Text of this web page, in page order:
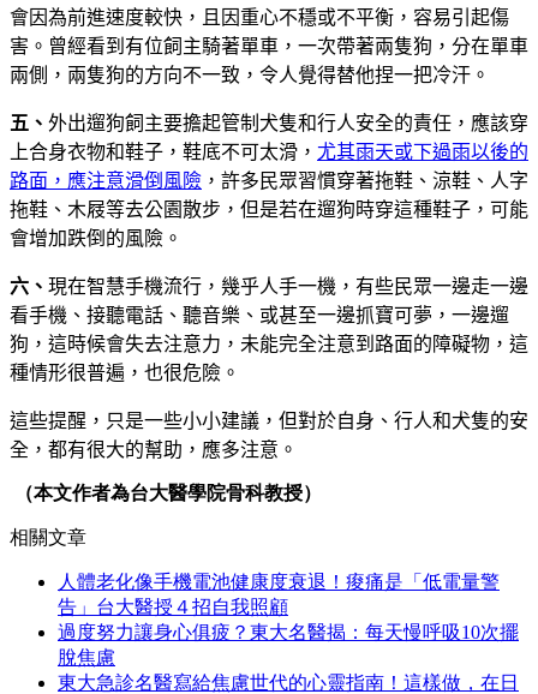
會因為前進速度較快，且因重心不穩或不平衡，容易引起傷
害。曾經看到有位飼主騎著單車，一次帶著兩隻狗，分在單車
兩側，兩隻狗的方向不一致，令人覺得替他捏一把冷汗。
五、 外出遛狗飼主要擔起管制犬隻和行人安全的責任，應該穿
上合身衣物和鞋子，鞋底不可太滑， 尤其雨天或下過雨以後的
路面，應注意滑倒風險 ，許多民眾習慣穿著拖鞋、涼鞋、人字
拖鞋、木屐等去公園散步，但是若在遛狗時穿這種鞋子，可能
會增加跌倒的風險。
六、 現在智慧手機流行，幾乎人手一機，有些民眾一邊走一邊
看手機、接聽電話、聽音樂、或甚至一邊抓寶可夢，一邊遛
狗，這時候會失去注意力，未能完全注意到路面的障礙物，這
種情形很普遍，也很危險。
這些提醒，只是一些小小建議，但對於自身、行人和犬隻的安
全，都有很大的幫助，應多注意。
（本文作者為台大醫學院骨科教授）
相關文章
人體老化像手機電池健康度衰退！痠痛是「低電量警
告」台大醫授４招自我照顧
過度努力讓身心俱疲？東大名醫揭：每天慢呼吸10次擺
脫焦慮
東大急診名醫寫給焦慮世代的心靈指南！這樣做，在日